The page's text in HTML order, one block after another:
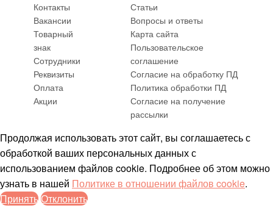
Контакты
Вакансии
Товарный
знак
Сотрудники
Реквизиты
Оплата
Акции
Статьи
Вопросы и ответы
Карта сайта
Пользовательское
соглашение
Согласие на обработку ПД
Политика обработки ПД
Согласие на получение
рассылки
Продолжая использовать этот сайт, вы соглашаетесь с
обработкой ваших персональных данных с
использованием файлов cookie. Подробнее об этом можно
узнать в нашей Политике в отношении файлов cookie.
ПринятьОтклонить